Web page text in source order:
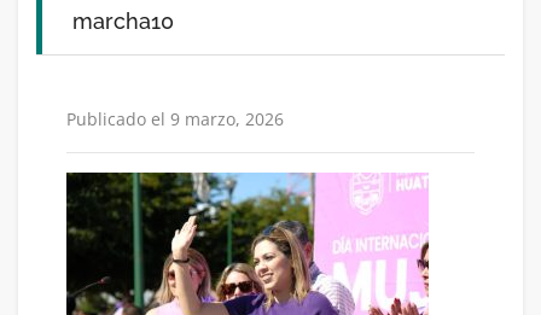
marcha10
Publicado el 9 marzo, 2026